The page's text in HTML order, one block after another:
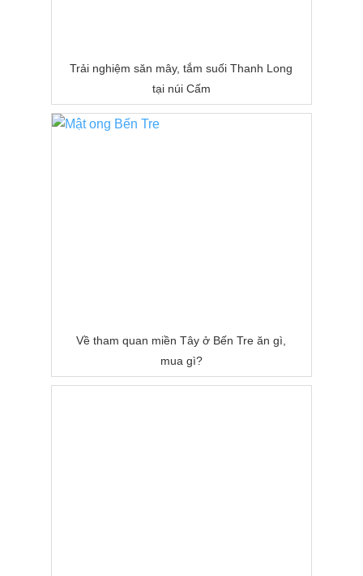
Trải nghiệm săn mây, tắm suối Thanh Long
tại núi Cấm
Về tham quan miền Tây ở Bến Tre ăn gì,
mua gì?